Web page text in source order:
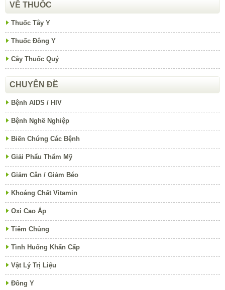
VỀ THUỐC
Thuốc Tây Y
Thuốc Đông Y
Cây Thuốc Quý
CHUYÊN ĐỀ
Bệnh AIDS / HIV
Bệnh Nghề Nghiệp
Biến Chứng Các Bệnh
Giải Phẩu Thẩm Mỹ
Giảm Cân / Giảm Béo
Khoáng Chất Vitamin
Oxi Cao Áp
Tiêm Chủng
Tình Huống Khẩn Cấp
Vật Lý Trị Liệu
Đông Y